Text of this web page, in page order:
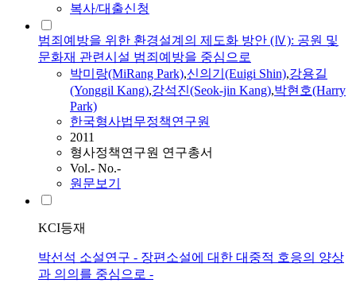
복사/대출신청
범죄예방을 위한 환경설계의 제도화 방안 (Ⅳ): 공원 및
문화재 관련시설 범죄예방을 중심으로
박미랑(MiRang Park),신의기(Euigi Shin),강용길
(Yonggil Kang),강석진(Seok-jin Kang),박현호(Harry
Park)
한국형사법무정책연구원
2011
형사정책연구원 연구총서
Vol.- No.-
원문보기
KCI등재
박선석 소설연구 - 장편소설에 대한 대중적 호응의 양상
과 의의를 중심으로 -